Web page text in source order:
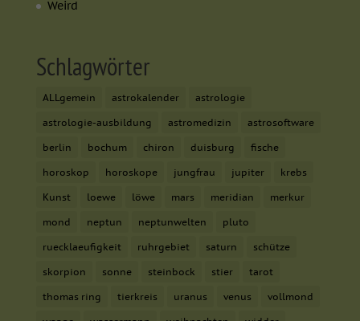
Weird
Schlagwörter
ALLgemein astrokalender astrologie
astrologie-ausbildung astromedizin astrosoftware
berlin bochum chiron duisburg fische
horoskop horoskope jungfrau jupiter krebs
Kunst loewe löwe mars meridian merkur
mond neptun neptunwelten pluto
ruecklaeufigkeit ruhrgebiet saturn schütze
skorpion sonne steinbock stier tarot
thomas ring tierkreis uranus venus vollmond